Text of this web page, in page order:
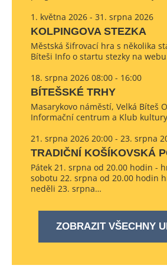
1. května 2026 - 31. srpna 2026
KOLPINGOVA STEZKA
Městská šifrovací hra s několika
Bíteši Info o startu stezky na
18. srpna 2026 08:00 - 16:00
BÍTEŠSKÉ TRHY
Masarykovo náměstí, Velká Bíteš
Informační centrum a Klub kultury
21. srpna 2026 20:00 - 23. srpna
TRADIČNÍ KOŠÍKOVSKÁ
Pátek 21. srpna od 20.00 hodin -
sobotu 22. srpna od 20.00 hodin
neděli 23. srpna…
ZOBRAZIT VŠECHNY